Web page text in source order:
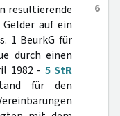
6
resultierende
auf ein
1 BeurkG für
durch einen
1982 - 5 StR
für den